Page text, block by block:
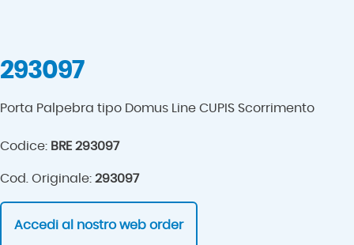
293097
Porta Palpebra tipo Domus Line CUPIS Scorrimento
Codice: BRE 293097
Cod. Originale: 293097
Accedi al nostro web order